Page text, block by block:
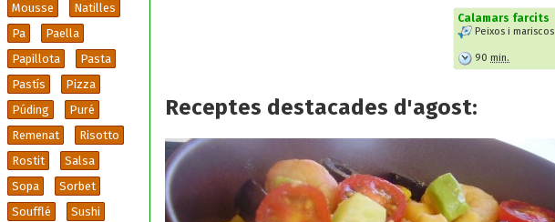
Mousse
Natilles
Pa
Paella
Papillota
Pasta
Pastís
Pizza
Púding
Puré
Remenat
Risotto
Rostit
Salsa
Sopa
Sorbet
Soufflé
Sushi
Calamars farcits
Peixos i mariscos
90 min.
Receptes destacades d'agost: